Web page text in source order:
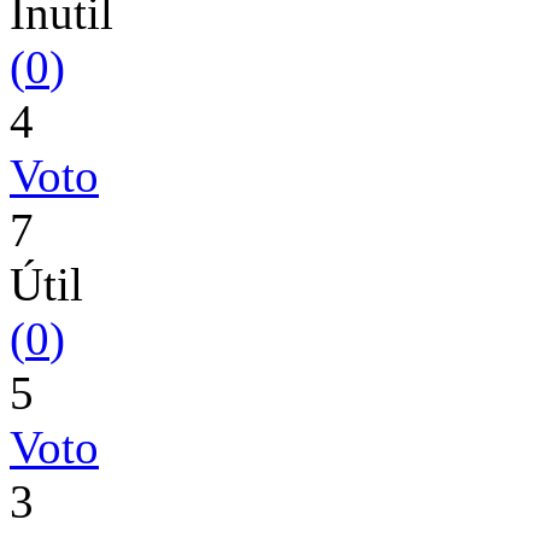
Inutil
(0)
4
Voto
7
Útil
(0)
5
Voto
3